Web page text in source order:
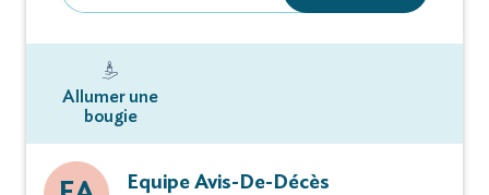
Allumer une
bougie
Equipe Avis-De-Décès